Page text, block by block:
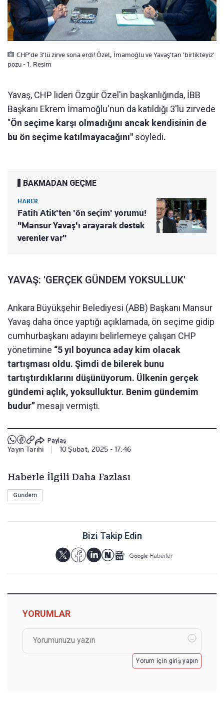
CHP’de 3’lü zirve sona erdi! Özel, İmamoğlu ve Yavaş'tan 'birlikteyiz'
pozu - 1. Resim
Yavaş, CHP lideri Özgür Özel'in başkanlığında, İBB
Başkanı Ekrem İmamoğlu'nun da katıldığı 3'lü zirvede
"Ön seçime karşı olmadığını ancak kendisinin de
bu ön seçime katılmayacağını" söyledi.
BAKMADAN GEÇME
HABER
Fatih Atik'ten 'ön seçim' yorumu!
"Mansur Yavaş'ı arayarak destek
verenler var"
YAVAŞ: 'GERÇEK GÜNDEM YOKSULLUK'
Ankara Büyükşehir Belediyesi (ABB) Başkanı Mansur
Yavaş daha önce yaptığı açıklamada, ön seçime gidip
cumhurbaşkanı adayını belirlemeye çalışan CHP
yönetimine “5 yıl boyunca aday kim olacak
tartışması oldu. Şimdi de bilerek bunu
tartıştırdıklarını düşünüyorum. Ülkenin gerçek
gündemi açlık, yoksulluktur. Benim gündemim
budur” mesajı vermişti.
Paylaş
Yayın Tarihi 10 Şubat, 2025 - 17:46
Haberle İlgili Daha Fazlası
Gündem
Bizi Takip Edin
YORUMLAR
Yorum için giriş yapın